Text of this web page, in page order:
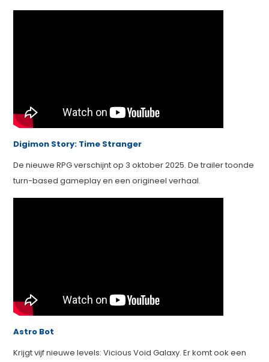
Digimon Story: Time Stranger
De nieuwe RPG verschijnt op 3 oktober 2025. De trailer toonde
turn-based gameplay en een origineel verhaal.
Astro Bot
Krijgt vijf nieuwe levels: Vicious Void Galaxy. Er komt ook een